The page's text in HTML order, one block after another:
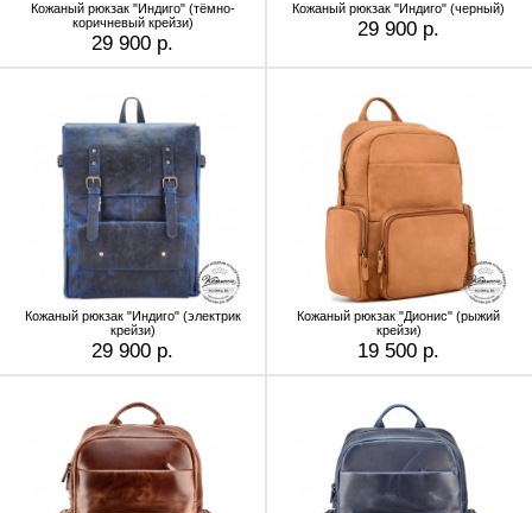
Кожаный рюкзак "Индиго" (тёмно-
коричневый крейзи)
29 900 р.
Кожаный рюкзак "Индиго" (черный)
29 900 р.
Кожаный рюкзак "Индиго" (электрик
крейзи)
29 900 р.
Кожаный рюкзак "Дионис" (рыжий
крейзи)
19 500 р.